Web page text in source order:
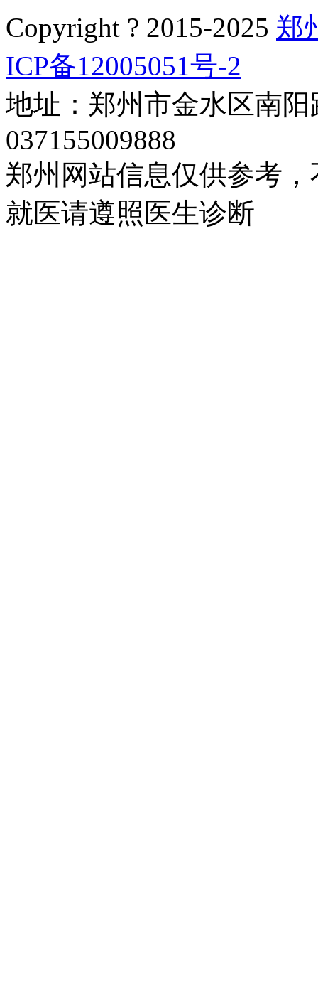
Copyright ? 2015-2025 郑
ICP备12005051号-2
地址：郑州市金水区南
037155009888
郑州网站信息仅供参考
就医请遵照医生诊断